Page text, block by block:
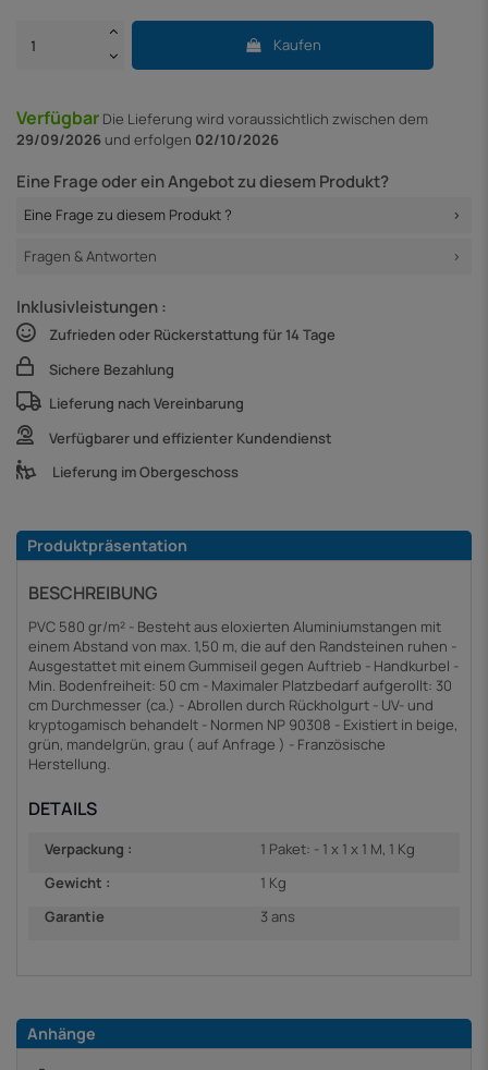
Kaufen
Verfügbar Die Lieferung wird voraussichtlich zwischen dem
29/09/2026 und erfolgen 02/10/2026
Eine Frage oder ein Angebot zu diesem Produkt?
Eine Frage zu diesem Produkt ?
Fragen & Antworten
Inklusivleistungen :
Zufrieden oder Rückerstattung für 14 Tage
Sichere Bezahlung
Lieferung nach Vereinbarung
Verfügbarer und effizienter Kundendienst
Lieferung im Obergeschoss
Produktpräsentation
BESCHREIBUNG
PVC 580 gr/m² - Besteht aus eloxierten Aluminiumstangen mit
einem Abstand von max. 1,50 m, die auf den Randsteinen ruhen -
Ausgestattet mit einem Gummiseil gegen Auftrieb - Handkurbel -
Min. Bodenfreiheit: 50 cm - Maximaler Platzbedarf aufgerollt: 30
cm Durchmesser (ca.) - Abrollen durch Rückholgurt - UV- und
kryptogamisch behandelt - Normen NP 90308 - Existiert in beige,
grün, mandelgrün, grau ( auf Anfrage ) - Französische
Herstellung.
DETAILS
Verpackung :
1 Paket: - 1 x 1 x 1 M, 1 Kg
Gewicht :
1 Kg
Garantie
3 ans
Anhänge